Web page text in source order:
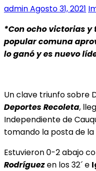
adminAgosto 31, 2021
*Con ocho victorias y
popular comuna
lo ganó y es nuevo
Un clave triunfo sobre
Deportes Recoleta,
Independiente de
tomando la posta de
Estuvieron 0-2 abajo
Rodríguezen los 32´ e